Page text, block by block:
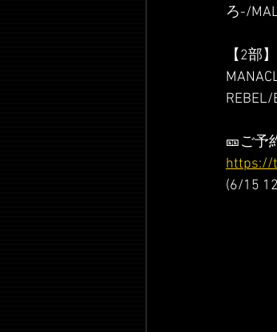
ろ-/
【2部】
REBEL/
🎫ご予
https://
(6/15